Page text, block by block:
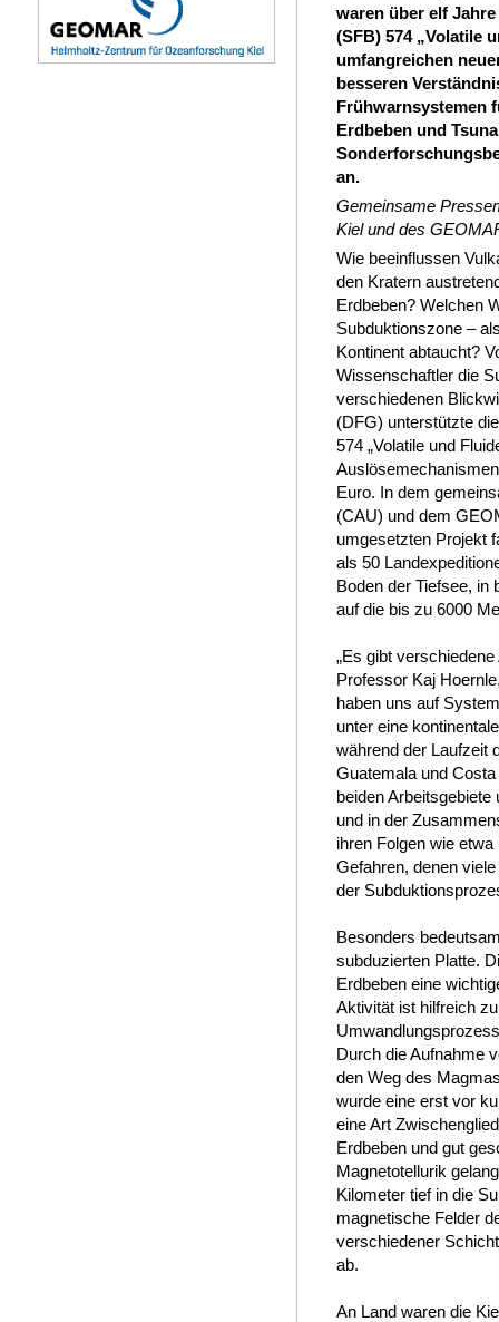
waren über elf
(SFB) 574 „Volatile
umfangreichen
besseren
Frühwarnsystemen
Erdbeben und
an.
Gemeinsame
Kiel und des
Wie beeinflussen
den Kratern
Erdbeben? Welchen
Subduktionszone –
Kontinent abtaucht?
Wissenschaftler die
verschiedenen
(DFG) unterstützte
574 „Volatile und
Euro. In dem
(CAU) und dem
umgesetzten Projekt
als 50
Boden der Tiefsee, in
auf die bis zu 6000
„Es gibt
Professor Kaj
haben uns auf
unter eine
während der Laufzeit
Guatemala und
beiden
und in der
ihren Folgen wie
Gefahren, denen
der
Besonders
subduzierten Platte.
Erdbeben eine
Aktivität ist hilfreich
Durch die Aufnahme
den Weg des
wurde eine erst vor
eine Art
Erdbeben und gut
Magnetotellurik
Kilometer tief in die
magnetische Felder
verschiedener
ab.
An Land waren die